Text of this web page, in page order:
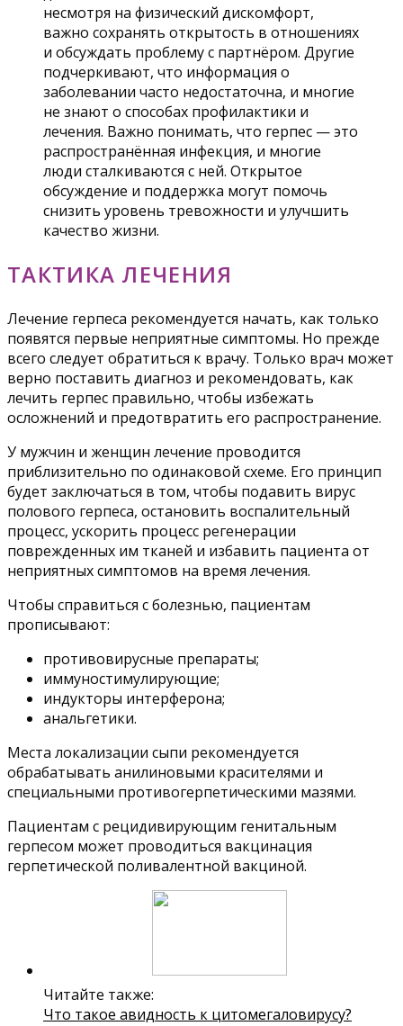
несмотря на физический дискомфорт,
важно сохранять открытость в отношениях
и обсуждать проблему с партнёром. Другие
подчеркивают, что информация о
заболевании часто недостаточна, и многие
не знают о способах профилактики и
лечения. Важно понимать, что герпес — это
распространённая инфекция, и многие
люди сталкиваются с ней. Открытое
обсуждение и поддержка могут помочь
снизить уровень тревожности и улучшить
качество жизни.
ТАКТИКА ЛЕЧЕНИЯ
Лечение герпеса рекомендуется начать, как только
появятся первые неприятные симптомы. Но прежде
всего следует обратиться к врачу. Только врач может
верно поставить диагноз и рекомендовать, как
лечить герпес правильно, чтобы избежать
осложнений и предотвратить его распространение.
У мужчин и женщин лечение проводится
приблизительно по одинаковой схеме. Его принцип
будет заключаться в том, чтобы подавить вирус
полового герпеса, остановить воспалительный
процесс, ускорить процесс регенерации
поврежденных им тканей и избавить пациента от
неприятных симптомов на время лечения.
Чтобы справиться с болезнью, пациентам
прописывают:
противовирусные препараты;
иммуностимулирующие;
индукторы интерферона;
анальгетики.
Места локализации сыпи рекомендуется
обрабатывать анилиновыми красителями и
специальными противогерпетическими мазями.
Пациентам с рецидивирующим генитальным
герпесом может проводиться вакцинация
герпетической поливалентной вакциной.
Читайте также:
Что такое авидность к цитомегаловирусу?